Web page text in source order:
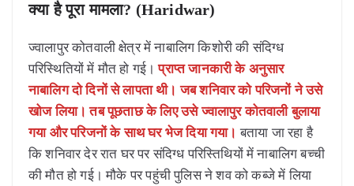
क्या है पूरा मामला? (Haridwar)
ज्वालापुर कोतवाली क्षेत्र में नाबालिग किशोरी की संदिग्ध
परिस्थितियों में मौत हो गई।प्राप्त जानकारी के अनुसार
नाबालिग दो दिनों से लापता थी। जब शनिवार को परिजनों ने उसे
खोज लिया। तब पूछताछ के लिए उसे ज्वालापुर कोतवाली बुलाया
गया और परिजनों के साथ घर भेज दिया गया। बताया जा रहा है
कि शनिवार देर रात घर पर संदिग्ध परिस्तिथियों में नाबालिग बच्ची
की मौत हो गई। मौके पर पहुंची पुलिस ने शव को कब्जे में लिया